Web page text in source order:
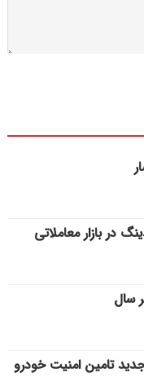
در بازار معاملاتی
سال
تامین امنیت خودرو